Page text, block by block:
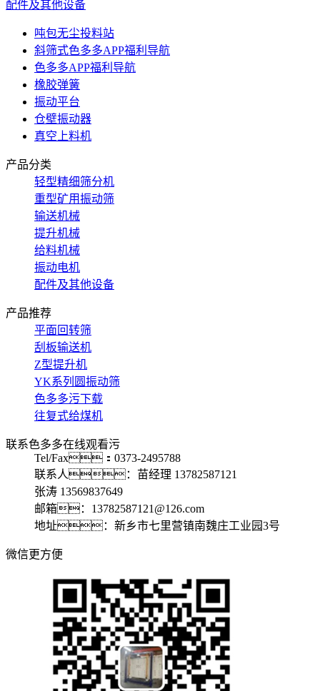
配件及其他设备
吨包无尘投料站
斜筛式色多多APP福利导航
色多多APP福利导航
橡胶弹簧
振动平台
仓壁振动器
真空上料机
产品分类
轻型精细筛分机
重型矿用振动筛
输送机械
提升机械
给料机械
振动电机
配件及其他设备
产品推荐
平面回转筛
刮板输送机
Z型提升机
YK系列圆振动筛
色多多污下载
往复式给煤机
联系色多多在线观看污
Tel/Fax：0373-2495788
联系人：苗经理 13782587121
张涛 13569837649
邮箱：13782587121@126.com
地址：新乡市七里营镇南魏庄工业园3号
微信更方便